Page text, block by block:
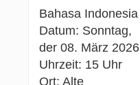
Bahasa Indonesia
Datum: Sonntag,
der 08. März 2026
Uhrzeit: 15 Uhr
Ort: Alte